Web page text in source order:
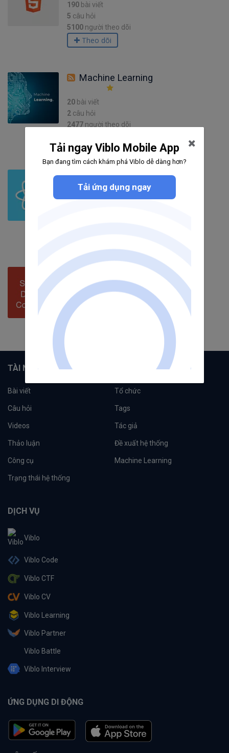
190 bài viết
5 câu hỏi
5100 người theo dõi
Theo dõi
Machine Learning
20 bài viết
2 câu hỏi
2477 người theo dõi
ReactJS
1129bài viết
System Design Concepts
bài viết
0câu hỏi
người theo dõi
TÀI NGUYÊN
Bài viết Tổ chức
Câu hỏi Tags
Videos Tác giả
Thảo luận Đề xuất hệ thống
Công cụ Machine Learning
Trạng thái hệ thống
DỊCH VỤ
Viblo
Viblo Code
Viblo CTF
Viblo CV
Viblo Learning
Viblo Partner
Viblo Battle
Viblo Interview
ỨNG DỤNG DI ĐỘNG
Tải ngay Viblo Mobile App
Bạn đang tìm cách khám phá Viblo dễ dàng hơn?
Tải ứng dụng ngay